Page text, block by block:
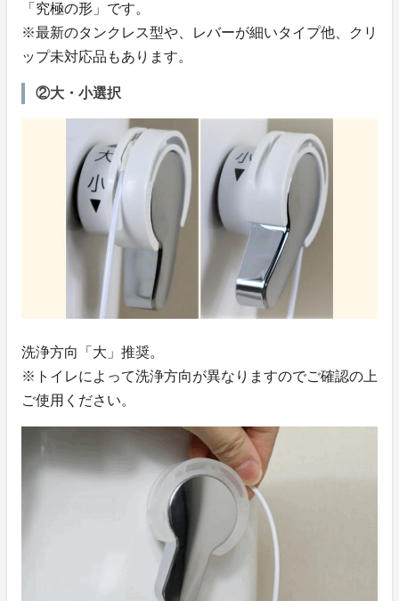
「究極の形」です。
※最新のタンクレス型や、レバーが細いタイプ他、クリ
ップ未対応品もあります。
②大・小選択
洗浄方向「大」推奨。
※トイレによって洗浄方向が異なりますのでご確認の上
ご使用ください。